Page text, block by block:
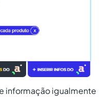
informação igualmente